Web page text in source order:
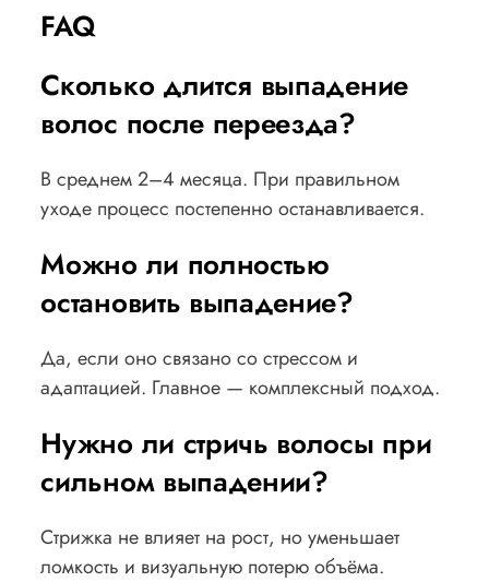
FAQ
Сколько длится выпадение
волос после переезда?
В среднем 2–4 месяца. При правильном
уходе процесс постепенно останавливается.
Можно ли полностью
остановить выпадение?
Да, если оно связано со стрессом и
адаптацией. Главное — комплексный подход.
Нужно ли стричь волосы при
сильном выпадении?
Стрижка не влияет на рост, но уменьшает
ломкость и визуальную потерю объёма.